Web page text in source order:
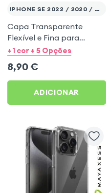
IPHONE SE 2022 / 2020 / 8 / 7
Capa Transparente
Flexível e Fina para
iPhone SE 2022 / 2020,
+ 1 cor + 5 Opções
8,90 €
ADICIONAR